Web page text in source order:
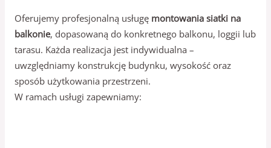
Oferujemy profesjonalną usługę montowania siatki na
balkonie, dopasowaną do konkretnego balkonu, loggii lub
tarasu. Każda realizacja jest indywidualna –
uwzględniamy konstrukcję budynku, wysokość oraz
sposób użytkowania przestrzeni.
W ramach usługi zapewniamy: